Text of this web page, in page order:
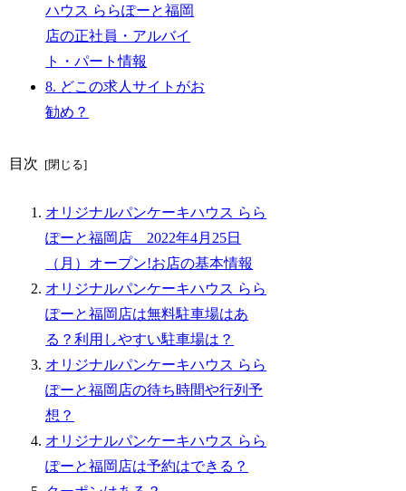
ハウス ららぽーと福岡
店の正社員・アルバイ
ト・パート情報
8. どこの求人サイトがお
勧め？
目次
オリジナルパンケーキハウス らら
ぽーと福岡店 2022年4月25日
（月）オープン!お店の基本情報
オリジナルパンケーキハウス らら
ぽーと福岡店は無料駐車場はあ
る？利用しやすい駐車場は？
オリジナルパンケーキハウス らら
ぽーと福岡店の待ち時間や行列予
想？
オリジナルパンケーキハウス らら
ぽーと福岡店は予約はできる？